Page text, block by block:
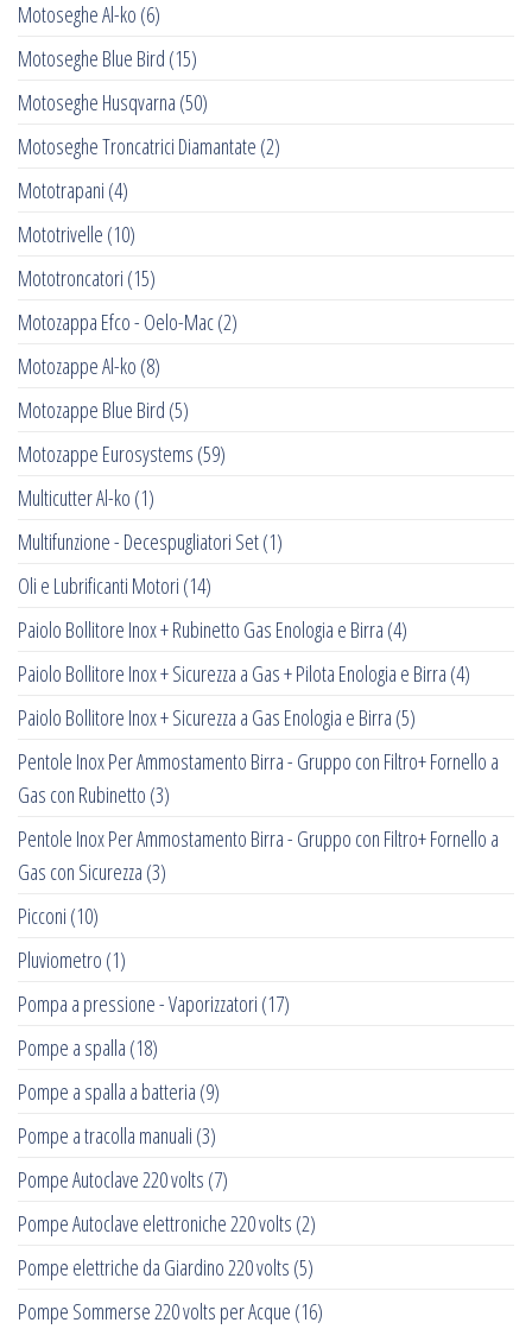
Motoseghe Al-ko (6)
Motoseghe Blue Bird (15)
Motoseghe Husqvarna (50)
Motoseghe Troncatrici Diamantate (2)
Mototrapani (4)
Mototrivelle (10)
Mototroncatori (15)
Motozappa Efco - Oelo-Mac(2)
Motozappe Al-ko (8)
Motozappe Blue Bird (5)
Motozappe Eurosystems (59)
Multicutter Al-ko (1)
Multifunzione - Decespugliatori Set(1)
Oli e Lubrificanti Motori (14)
Paiolo Bollitore Inox + Rubinetto Gas Enologia e Birra (4)
Paiolo Bollitore Inox + Sicurezza a Gas + Pilota Enologia e Birra (4)
Paiolo Bollitore Inox + Sicurezza a Gas Enologia e Birra (5)
Pentole Inox Per Ammostamento Birra - Gruppo con Filtro+ Fornello a
Gas con Rubinetto (3)
Pentole Inox Per Ammostamento Birra - Gruppo con Filtro+ Fornello a
Gas con Sicurezza (3)
Picconi (10)
Pluviometro (1)
Pompa a pressione - Vaporizzatori (17)
Pompe a spalla (18)
Pompe a spalla a batteria (9)
Pompe a tracolla manuali (3)
Pompe Autoclave 220 volts (7)
Pompe Autoclave elettroniche 220 volts (2)
Pompe elettriche da Giardino 220 volts (5)
Pompe Sommerse 220 volts per Acque (16)